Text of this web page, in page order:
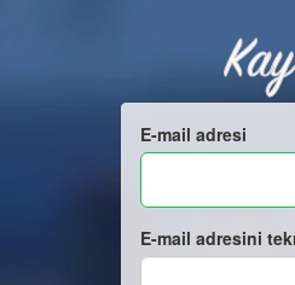
E-mail adresi
E-mail adresini